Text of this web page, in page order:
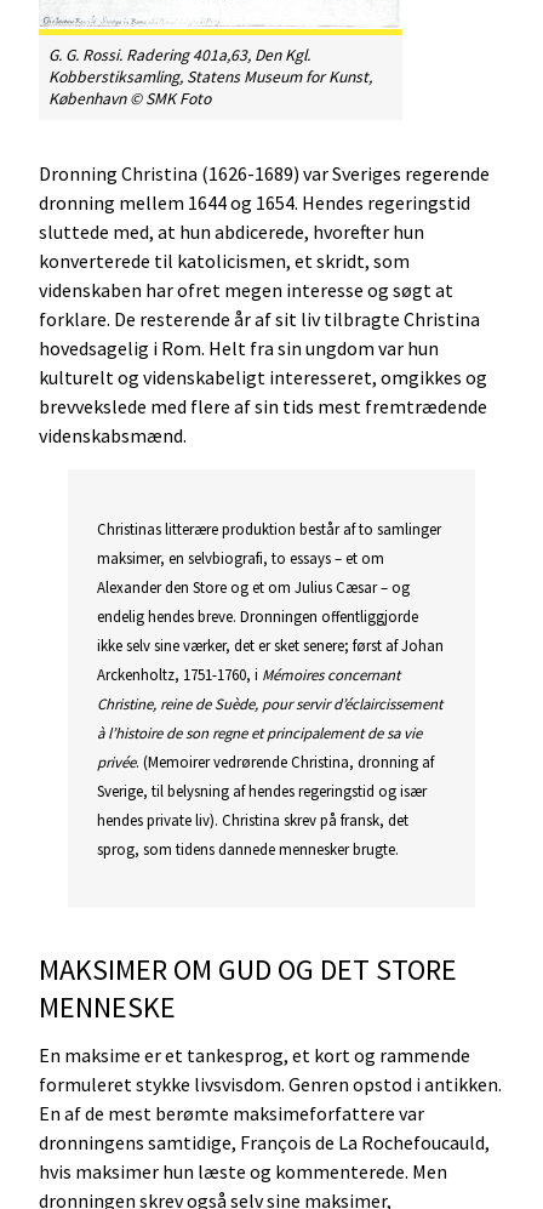
G. G. Rossi. Radering 401a,63, Den Kgl.
Kobberstiksamling, Statens Museum for Kunst,
København © SMK Foto
Dronning Christina (1626-1689) var Sveriges regerende
dronning mellem 1644 og 1654. Hendes regeringstid
sluttede med, at hun abdicerede, hvorefter hun
konverterede til katolicismen, et skridt, som
videnskaben har ofret megen interesse og søgt at
forklare. De resterende år af sit liv tilbragte Christina
hovedsagelig i Rom. Helt fra sin ungdom var hun
kulturelt og videnskabeligt interesseret, omgikkes og
brevvekslede med flere af sin tids mest fremtrædende
videnskabsmænd.
Christinas litterære produktion består af to samlinger
maksimer, en selvbiografi, to essays – et om
Alexander den Store og et om Julius Cæsar – og
endelig hendes breve. Dronningen offentliggjorde
ikke selv sine værker, det er sket senere; først af Johan
Arckenholtz, 1751-1760, i Mémoires concernant
Christine, reine de Suède, pour servir d’éclaircissement
à l’histoire de son regne et principalement de sa vie
privée. (Memoirer vedrørende Christina, dronning af
Sverige, til belysning af hendes regeringstid og især
hendes private liv). Christina skrev på fransk, det
sprog, som tidens dannede mennesker brugte.
MAKSIMER OM GUD OG DET STORE
MENNESKE
En maksime er et tankesprog, et kort og rammende
formuleret stykke livsvisdom. Genren opstod i antikken.
En af de mest berømte maksimeforfattere var
dronningens samtidige, François de La Rochefoucauld,
hvis maksimer hun læste og kommenterede. Men
dronningen skrev også selv sine maksimer,